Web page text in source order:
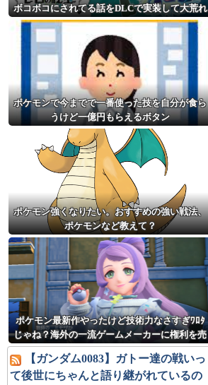
ボコボコにされてる話をDLCで実装して大荒れ
ポケモンで今までで一番使った技を自分が食ら
うけど一億円もらえるボタン
ポケモン強くなりたい。おすすめの強い戦法、
ポケモンなど教えて？
ポケモン最新作やったけど技術力なさすぎﾜﾛﾀ
じゃね？海外の一流ゲームメーカーに権利を売
ってしまえばいいのに
【ガンダム0083】ガトー達の戦いっ
て後世にちゃんと語り継がれているの